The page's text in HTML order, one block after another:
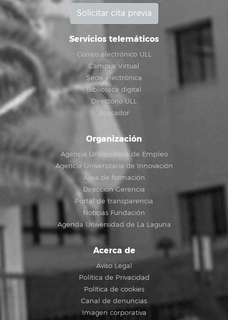
Solicitar cita previa
Servicios telemáticos
Correo electrónico ULL
Campus Virtual
Sede electrónica
Biblioteca digital
Directorio ULL
Buscador
Organización
Agencia Universitaria de Empleo
Agencia Universitaria de Innovación
Área de formación
Dirección Gerencia
Portal de transparencia
Noticias Fundación
Agenda Universidad de La Laguna
Acerca de
Aviso Legal
Política de Privacidad
Política de cookies
Canal de denuncias
Imagen corporativa